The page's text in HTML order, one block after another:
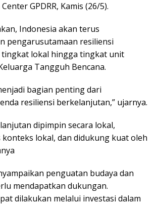
GPDRR, Kamis (26/5).
Indonesia akan terus
pengarusutamaan resiliensi
lokal hingga tingkat unit
Tangguh Bencana.
bagian penting dari
resiliensi berkelanjutan,” ujarnya.
dipimpin secara lokal,
lokal, dan didukung kuat oleh
penguatan budaya dan
mendapatkan dukungan.
dilakukan melalui investasi dalam